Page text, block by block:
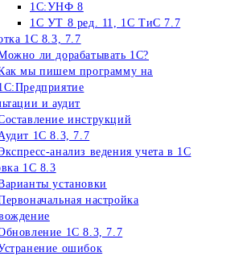
1С:УНФ 8
1С УТ 8 ред. 11, 1С ТиС 7.7
1С 8.3, 7.7
ли дорабатывать 1С?
мы пишем программу на
и аудит
инструкций
1С 8.3, 7.7
анализ ведения учета в 1С
1С 8.3
установки
настройка
1С 8.3, 7.7
ошибок